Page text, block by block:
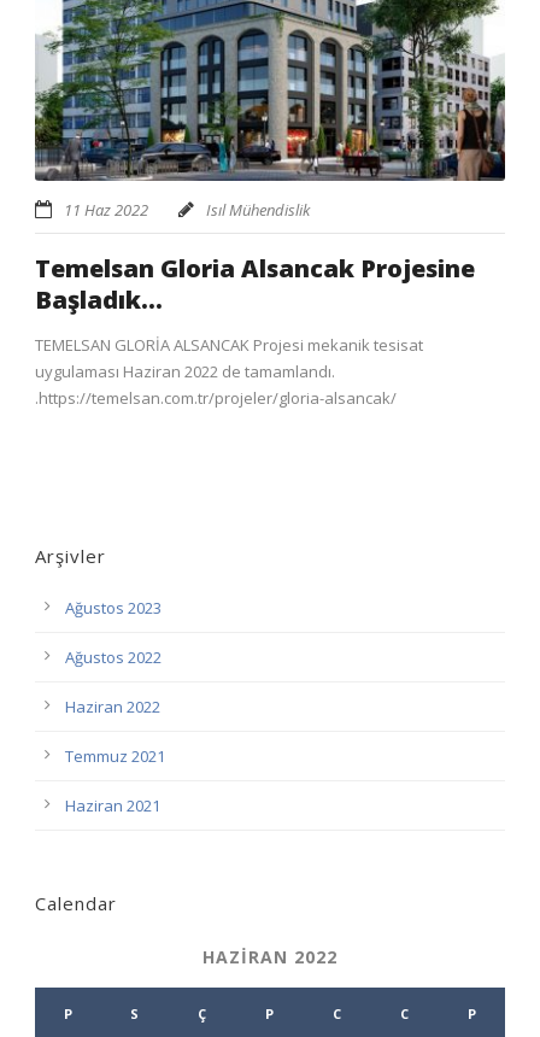
11 Haz 2022 Isıl Mühendislik
Temelsan Gloria Alsancak Projesine
Başladık…
TEMELSAN GLORİA ALSANCAK Projesi mekanik tesisat
uygulaması Haziran 2022 de tamamlandı.
.https://temelsan.com.tr/projeler/gloria-alsancak/
Arşivler
Ağustos 2023
Ağustos 2022
Haziran 2022
Temmuz 2021
Haziran 2021
Calendar
HAZIRAN 2022
P S Ç P C C P